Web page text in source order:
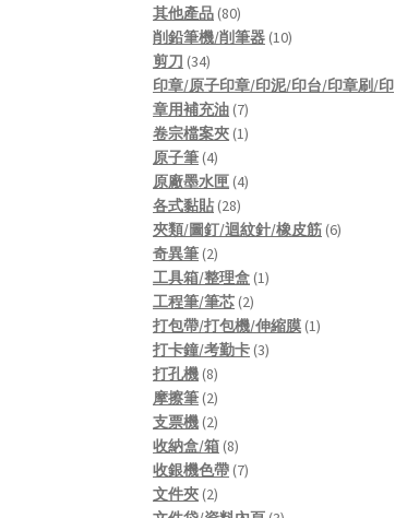
其他產品 8080
products
削鉛筆機/削筆器 1010
剪刀 3434
products
印章/原子印章/印泥/印台/印章刷/印
章用補充油 77
products
卷宗檔案夾 11
原子筆 44
products
原廠墨水匣 44
各式黏貼 2828
products
夾類/圖釘/迴紋針/橡皮筋 66
奇異筆 22
products
工具箱/整理盒 11
工程筆/筆芯 22
products
打包帶/打包機/伸縮膜 11
打卡鐘/考勤卡 33
打孔機 88
products
摩擦筆 22
products
支票機 22
products
收納盒/箱 88
products
收銀機色帶 77
文件夾 22